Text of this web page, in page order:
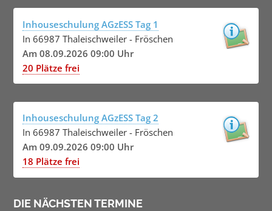
Inhouseschulung AGzESS Tag 1
In 66987 Thaleischweiler - Fröschen
Am 08.09.2026 09:00 Uhr
20 Plätze frei
Inhouseschulung AGzESS Tag 2
In 66987 Thaleischweiler - Fröschen
Am 09.09.2026 09:00 Uhr
18 Plätze frei
DIE NÄCHSTEN TERMINE